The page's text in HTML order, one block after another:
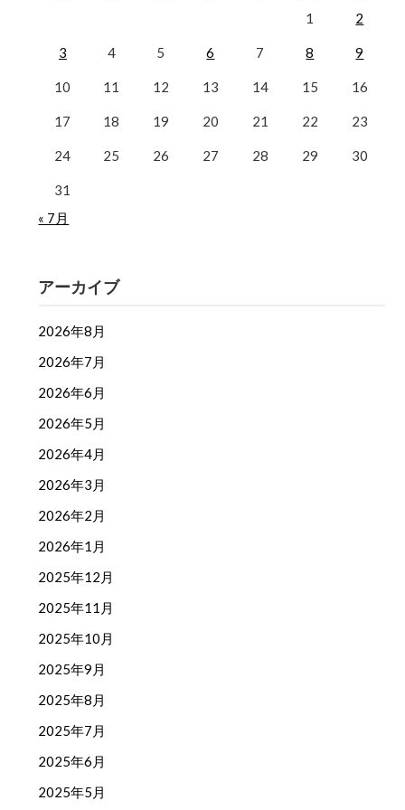
1
2
3 4 5 6 7 8 9
10 11 12 13 14 15 16
17 18 19 20 21 22 23
24 25 26 27 28 29 30
31
« 7月
アーカイブ
2026年8月
2026年7月
2026年6月
2026年5月
2026年4月
2026年3月
2026年2月
2026年1月
2025年12月
2025年11月
2025年10月
2025年9月
2025年8月
2025年7月
2025年6月
2025年5月